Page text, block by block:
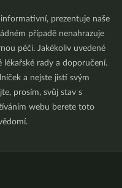
prezentuje naše
případě nenahrazuje
péči. Jakékoliv uvedené
rady a doporučení.
a nejste jistí svým
prosím, svůj stav s
webu berete toto